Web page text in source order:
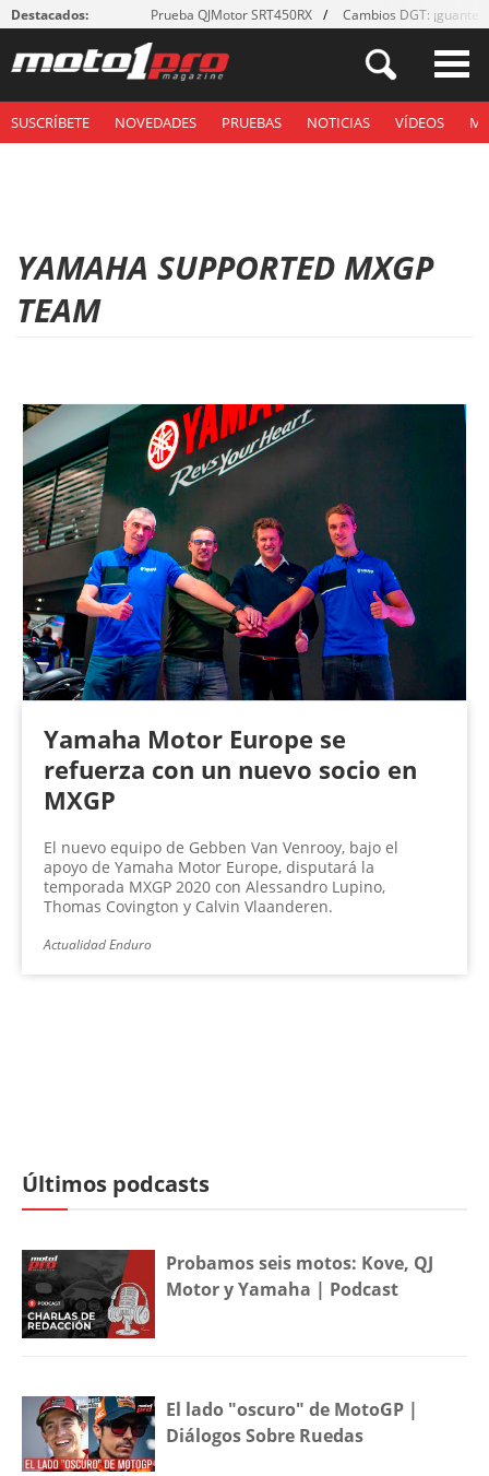
Destacados: Prueba QJMotor SRT450RX Cambios DGT: ¡guantes!
SUSCRÍBETE NOVEDADES PRUEBAS NOTICIAS VÍDEOS
YAMAHA SUPPORTED MXGP
TEAM
Yamaha Motor Europe se
refuerza con un nuevo socio en
MXGP
El nuevo equipo de Gebben Van Venrooy, bajo el
apoyo de Yamaha Motor Europe, disputará la
temporada MXGP 2020 con Alessandro Lupino,
Thomas Covington y Calvin Vlaanderen.
Actualidad Enduro
Últimos podcasts
Probamos seis motos: Kove, QJ
Motor y Yamaha | Podcast
El lado "oscuro" de MotoGP |
Diálogos Sobre Ruedas